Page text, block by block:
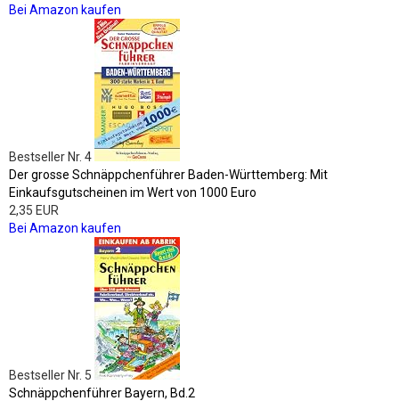
Bei Amazon kaufen
Bestseller Nr. 4
Der grosse Schnäppchenführer Baden-Württemberg: Mit
Einkaufsgutscheinen im Wert von 1000 Euro
2,35 EUR
Bei Amazon kaufen
Bestseller Nr. 5
Schnäppchenführer Bayern, Bd.2